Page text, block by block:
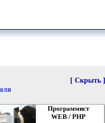
[ Скрыть ]
Программист
WEB / PHP